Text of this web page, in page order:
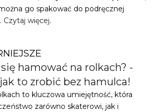
go spakować do podręcznej
Czytaj więcej.
hamować na rolkach? -
to zrobić bez hamulca!
to kluczowa umiejętność, która
zarówno skaterowi, jak i